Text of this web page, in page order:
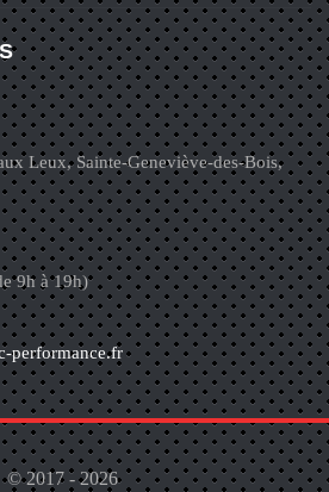
Leux, Sainte-Geneviève-des-Bois,
9h à 19h)
performance.fr
© 2017 - 2026